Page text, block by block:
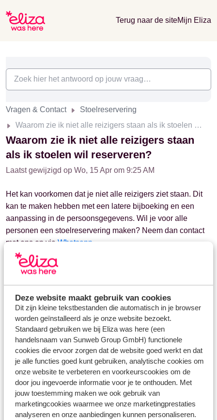
Deze website maakt gebruik van cookies
Dit zijn kleine tekstbestanden die automatisch in je browser
worden geïnstalleerd als je onze website bezoekt.
Standaard gebruiken we bij Eliza was here (een
handelsnaam van Sunweb Group GmbH) functionele
cookies die ervoor zorgen dat de website goed werkt en dat
je alle functies goed kunt gebruiken, analytische cookies om
onze website te verbeteren en voorkeurscookies om de
door jou ingevoerde informatie voor je te onthouden. Met
jouw toestemming maken we ook gebruik van
marketingcookies waarmee we onze marketingprestaties
analyseren en onze aanbiedingen kunnen personaliseren.
Terug naar de siteMijn Eliza
Vragen & Contact
Stoelreservering
Waarom zie ik niet alle reizigers staan als ik stoelen wil reserveren?
Waarom zie ik niet alle reizigers staan
als ik stoelen wil reserveren?
Laatst gewijzigd op Wo, 15 Apr om 9:25 AM
Het kan voorkomen dat je niet alle reizigers ziet staan. Dit
kan te maken hebben met een latere bijboeking en een
aanpassing in de persoonsgegevens. Wil je voor alle
personen een stoelreservering maken? Neem dan contact
met ons op via Whatsapp
Kan ik vooraf een stoel reserveren voor mijn vlucht?
Transavia - hoe kan ik een stoel reserveren?
airBaltic - hoe kan ik een stoel reserveren?
Brussels Airlines - hoe kan ik een stoel reserveren?
Gerelateerde vragen
Transavia - hoe kan ik een stoel reserveren?
Als ik een stoelreservering heb gedaan, moet ik dan ook
nog online inchecken?